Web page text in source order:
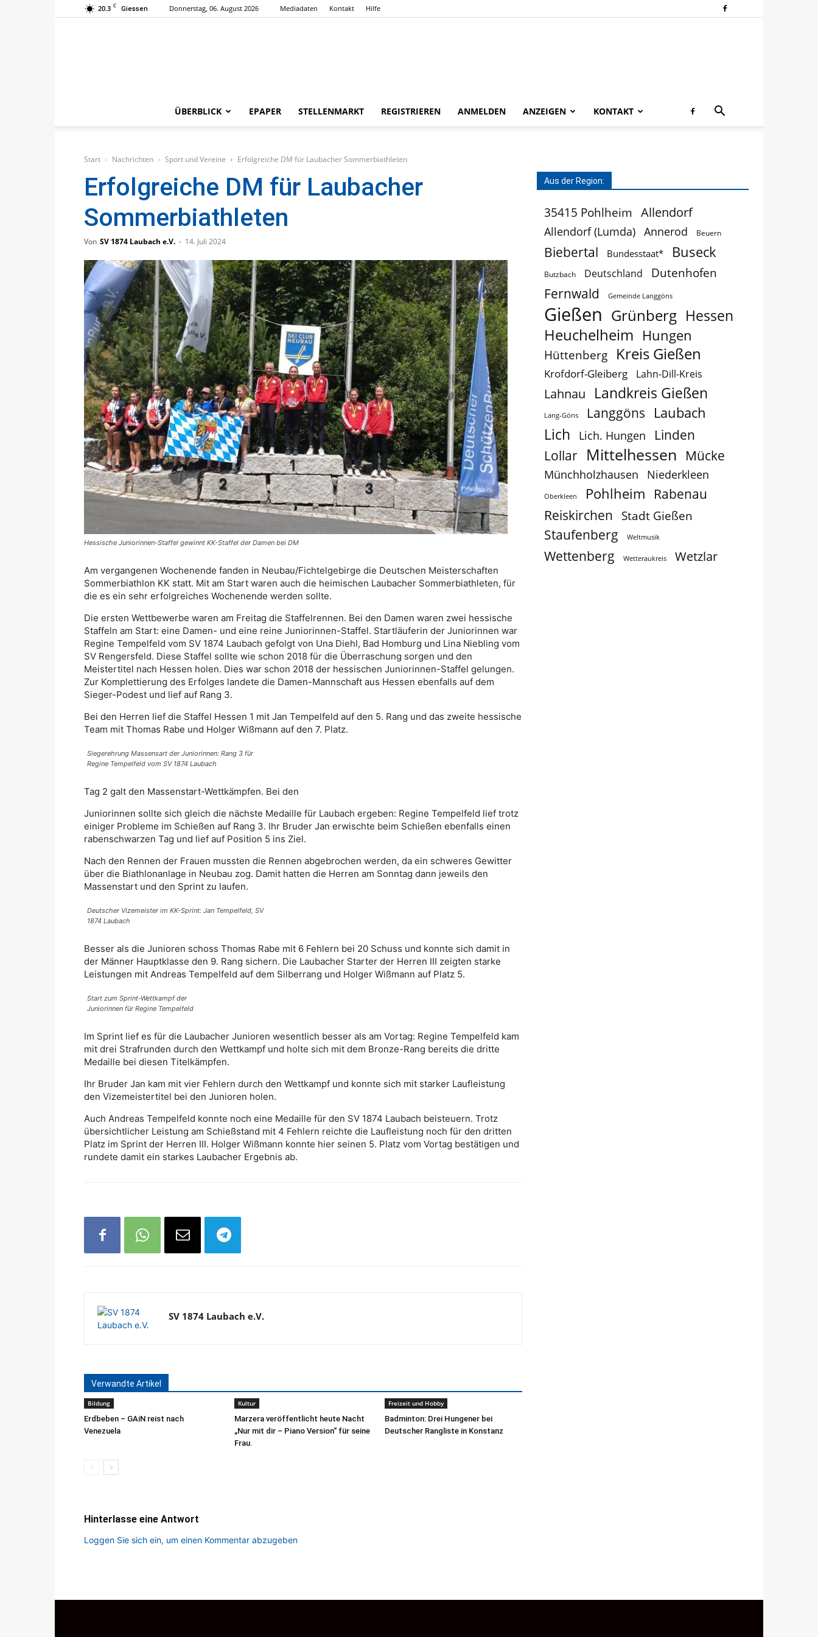
20.3 C Giessen Donnerstag, 06. August 2026 Mediadaten Kontakt Hilfe
ÜBERBLICK EPAPER STELLENMARKT REGISTRIEREN ANMELDEN ANZEIGEN KONTAKT
Start Nachrichten Sport und Vereine Erfolgreiche DM für Laubacher Sommerbiathleten
Erfolgreiche DM für Laubacher
Sommerbiathleten
Von SV 1874 Laubach e.V. - 14. Juli 2024
Hessische Juniorinnen-Staffel gewinnt KK-Staffel der Damen bei DM
Am vergangenen Wochenende fanden in Neubau/Fichtelgebirge die Deutschen Meisterschaften
Sommerbiathlon KK statt. Mit am Start waren auch die heimischen Laubacher Sommerbiathleten, für
die es ein sehr erfolgreiches Wochenende werden sollte.
Die ersten Wettbewerbe waren am Freitag die Staffelrennen. Bei den Damen waren zwei hessische
Staffeln am Start: eine Damen- und eine reine Juniorinnen-Staffel. Startläuferin der Juniorinnen war
Regine Tempelfeld vom SV 1874 Laubach gefolgt von Una Diehl, Bad Homburg und Lina Niebling vom
SV Rengersfeld. Diese Staffel sollte wie schon 2018 für die Überraschung sorgen und den
Meistertitel nach Hessen holen. Dies war schon 2018 der hessischen Juniorinnen-Staffel gelungen.
Zur Komplettierung des Erfolges landete die Damen-Mannschaft aus Hessen ebenfalls auf dem
Sieger-Podest und lief auf Rang 3.
Bei den Herren lief die Staffel Hessen 1 mit Jan Tempelfeld auf den 5. Rang und das zweite hessische
Team mit Thomas Rabe und Holger Wißmann auf den 7. Platz.
Siegerehrung Massensart der Juniorinnen: Rang 3 für
Regine Tempelfeld vom SV 1874 Laubach
Tag 2 galt den Massenstart-Wettkämpfen. Bei den
Juniorinnen sollte sich gleich die nächste Medaille für Laubach ergeben: Regine Tempelfeld lief trotz
einiger Probleme im Schießen auf Rang 3. Ihr Bruder Jan erwischte beim Schießen ebenfalls einen
rabenschwarzen Tag und lief auf Position 5 ins Ziel.
Nach den Rennen der Frauen mussten die Rennen abgebrochen werden, da ein schweres Gewitter
über die Biathlonanlage in Neubau zog. Damit hatten die Herren am Sonntag dann jeweils den
Massenstart und den Sprint zu laufen.
Deutscher Vizemeister im KK-Sprint: Jan Tempelfeld, SV
1874 Laubach
Besser als die Junioren schoss Thomas Rabe mit 6 Fehlern bei 20 Schuss und konnte sich damit in
der Männer Hauptklasse den 9. Rang sichern. Die Laubacher Starter der Herren III zeigten starke
Leistungen mit Andreas Tempelfeld auf dem Silberrang und Holger Wißmann auf Platz 5.
Start zum Sprint-Wettkampf der
Juniorinnen für Regine Tempelfeld
Im Sprint lief es für die Laubacher Junioren wesentlich besser als am Vortag: Regine Tempelfeld kam
mit drei Strafrunden durch den Wettkampf und holte sich mit dem Bronze-Rang bereits die dritte
Medaille bei diesen Titelkämpfen.
Ihr Bruder Jan kam mit vier Fehlern durch den Wettkampf und konnte sich mit starker Laufleistung
den Vizemeistertitel bei den Junioren holen.
Auch Andreas Tempelfeld konnte noch eine Medaille für den SV 1874 Laubach beisteuern. Trotz
übersichtlicher Leistung am Schießstand mit 4 Fehlern reichte die Laufleistung noch für den dritten
Platz im Sprint der Herren III. Holger Wißmann konnte hier seinen 5. Platz vom Vortag bestätigen und
rundete damit ein starkes Laubacher Ergebnis ab.
SV 1874 Laubach e.V.
Verwandte Artikel
Bildung
Erdbeben – GAiN reist nach
Venezuela
Kultur
Marzera veröffentlicht heute Nacht
„Nur mit dir – Piano Version“ für seine
Frau.
Freizeit und Hobby
Badminton: Drei Hungener bei
Deutscher Rangliste in Konstanz
Hinterlasse eine Antwort
Loggen Sie sich ein, um einen Kommentar abzugeben
Aus der Region:
35415 Pohlheim Allendorf
Allendorf (Lumda) Annerod Beuern
Biebertal Bundesstaat* Buseck
Butzbach Deutschland Dutenhofen
Fernwald Gemeinde Langgöns
Gießen Grünberg Hessen
Heuchelheim Hungen
Hüttenberg Kreis Gießen
Krofdorf-Gleiberg Lahn-Dill-Kreis
Lahnau Landkreis Gießen
Lang-Göns Langgöns Laubach
Lich Lich. Hungen
Linden
Lollar Mittelhessen Mücke
Münchholzhausen Niederkleen
Oberkleen Pohlheim Rabenau
Reiskirchen Stadt Gießen
Staufenberg Weltmusik
Wettenberg Wetteraukreis Wetzlar